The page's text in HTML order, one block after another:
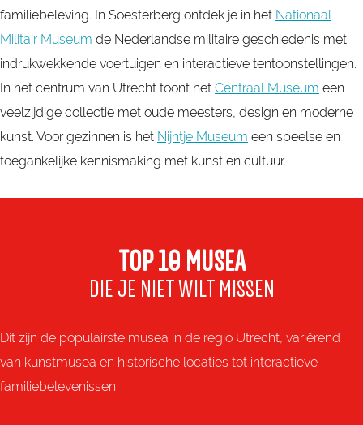
familiebeleving. In Soesterberg ontdek je in het Nationaal
Militair Museum de Nederlandse militaire geschiedenis met
indrukwekkende voertuigen en interactieve tentoonstellingen.
In het centrum van Utrecht toont het Centraal Museum een
veelzijdige collectie met oude meesters, design en moderne
kunst. Voor gezinnen is het Nijntje Museum een speelse en
toegankelijke kennismaking met kunst en cultuur.
TOP 10 MUSEA
DIE JE NIET WILT MISSEN
Dit zijn de populairste musea in de regio Utrecht, variërend
van kunstmusea en historische locaties tot interactieve
familiebelevenissen.